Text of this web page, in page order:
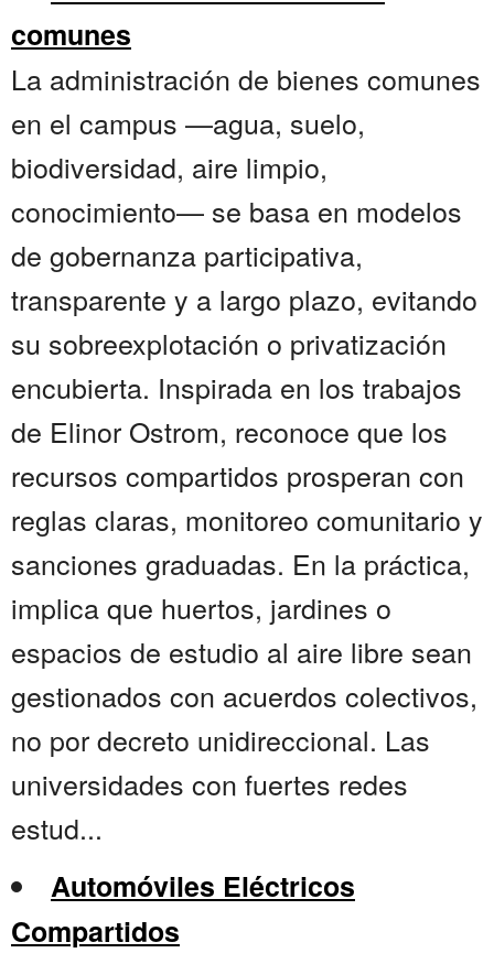
comunes
La administración de bienes comunes
en el campus —agua, suelo,
biodiversidad, aire limpio,
conocimiento— se basa en modelos
de gobernanza participativa,
transparente y a largo plazo, evitando
su sobreexplotación o privatización
encubierta. Inspirada en los trabajos
de Elinor Ostrom, reconoce que los
recursos compartidos prosperan con
reglas claras, monitoreo comunitario y
sanciones graduadas. En la práctica,
implica que huertos, jardines o
espacios de estudio al aire libre sean
gestionados con acuerdos colectivos,
no por decreto unidireccional. Las
universidades con fuertes redes
estud...
Automóviles Eléctricos
Compartidos